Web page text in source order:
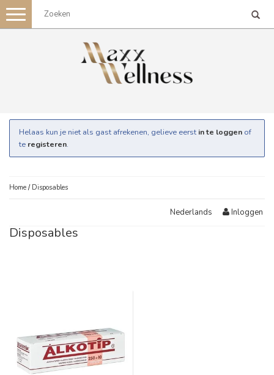
Toggle
navigation
Helaas kun je niet als gast afrekenen, gelieve eerst in te loggen of
te registeren.
Home / Disposables
Nederlands Inloggen
Disposables